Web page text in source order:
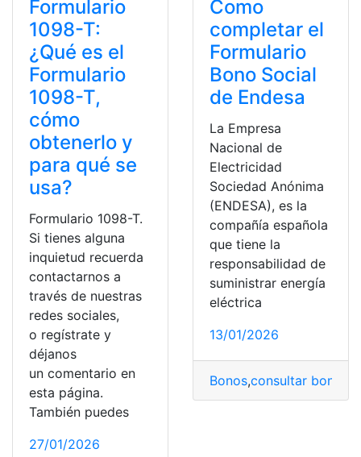
Formulario
1098-T:
¿Qué es el
Formulario
1098-T,
cómo
obtenerlo y
para qué se
usa?
Formulario 1098-T.
Si tienes alguna
inquietud recuerda
contactarnos a
través de nuestras
redes sociales,
o regístrate y
déjanos
un comentario en
esta página.
También puedes
27/01/2026
Como
completar el
Formulario
Bono Social
de Endesa
La Empresa
Nacional de
Electricidad
Sociedad Anónima
(ENDESA), es la
compañía española
que tiene la
responsabilidad de
suministrar energía
eléctrica
13/01/2026
Bonos,consultar bono